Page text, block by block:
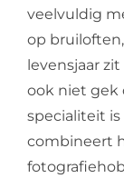
veelvuldig
op
levensjaar
ook niet gek
specialiteit
combineert